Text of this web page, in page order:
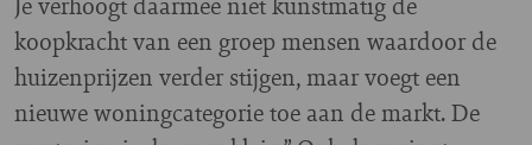
koopkracht van een groep mensen waardoor de
huizenprijzen verder stijgen, maar voegt een
nieuwe woningcategorie toe aan de markt. De